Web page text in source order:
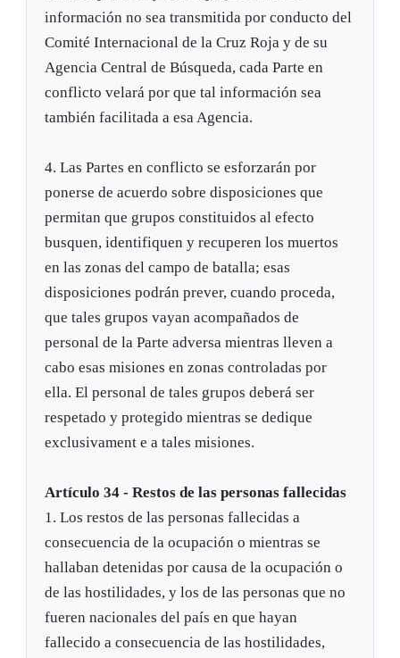
información no sea transmitida por conducto del
Comité Internacional de la Cruz Roja y de su
Agencia Central de Búsqueda, cada Parte en
conflicto velará por que tal información sea
también facilitada a esa Agencia.
4. Las Partes en conflicto se esforzarán por
ponerse de acuerdo sobre disposiciones que
permitan que grupos constituidos al efecto
busquen, identifiquen y recuperen los muertos
en las zonas del campo de batalla; esas
disposiciones podrán prever, cuando proceda,
que tales grupos vayan acompañados de
personal de la Parte adversa mientras lleven a
cabo esas misiones en zonas controladas por
ella. El personal de tales grupos deberá ser
respetado y protegido mientras se dedique
exclusivament e a tales misiones.
Artículo 34 - Restos de las personas fallecidas
1. Los restos de las personas fallecidas a
consecuencia de la ocupación o mientras se
hallaban detenidas por causa de la ocupación o
de las hostilidades, y los de las personas que no
fueren nacionales del país en que hayan
fallecido a consecuencia de las hostilidades,